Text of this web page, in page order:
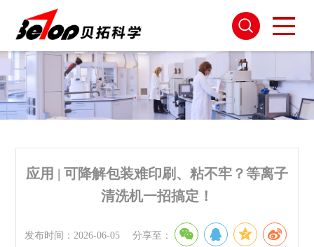
应用 | 可降解包装难印刷、粘不牢？等离子
清洗机一招搞定！
发布时间：2026-06-05 分享至：